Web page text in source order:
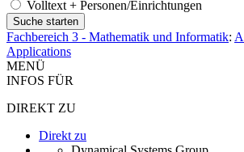
Volltext + Personen/Einrichtungen
Fachbereich 3 - Mathematik und Informatik:
Applications
MENÜ
INFOS FÜR
DIREKT ZU
Direkt zu